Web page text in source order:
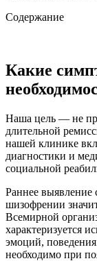
Содержание
Какие
Наша цель — не
длительной
нашей клинике
диагностики и
социальной
Раннее выявление
шизофрении
Всемирной
характеризуется
эмоций,
необходимо при